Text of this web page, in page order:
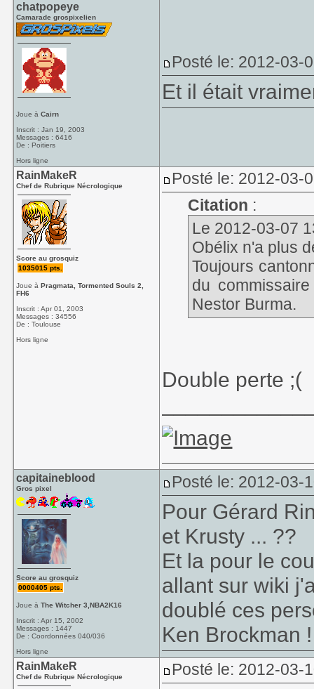
chatpopeye
Camarade grospixelien
Joue àCairn
Inscrit : Jan 19, 2003
Messages : 6416
De : Poitiers
Hors ligne
Posté le: 2012-03-
Et il était
RainMakeR
Chef de Rubrique Nécrologique
Score au grosquiz
1035015 pts.
Joue àPragmata, Tormented Souls 2,
FH6
Inscrit : Apr 01, 2003
Messages : 34556
De : Toulouse
Hors ligne
Posté le: 2012-03-
Citation :
Le 2012-03-07
Obélix n'a plus
Toujours
du
Nestor Burma.
Double perte ;(
capitaineblood
Gros pixel
Score au grosquiz
0000405 pts.
Joue àThe Witcher 3,NBA2K16
Inscrit : Apr 15, 2002
Messages : 1447
De : Coordonnées 040/036
Hors ligne
Posté le: 2012-03-
Pour Gérard
et Krusty ... ??
Et la pour le
allant sur wiki
doublé ces
Ken Brockman !
RainMakeR
Chef de Rubrique Nécrologique Posté le: 2012-03-